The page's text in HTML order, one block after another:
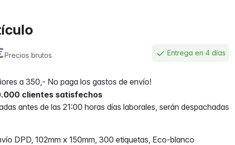
Precios brutos Entrega en 4 días
a 350,- No paga los gastos de envío!
clientes satisfechos
antes de las 21:00 horas días laborales, serán despachadas
DPD, 102mm x 150mm, 300 etiquetas, Eco-blanco